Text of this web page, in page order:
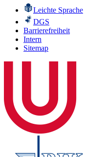
Leichte Sprache
DGS
Barrierefreiheit
Intern
Sitemap